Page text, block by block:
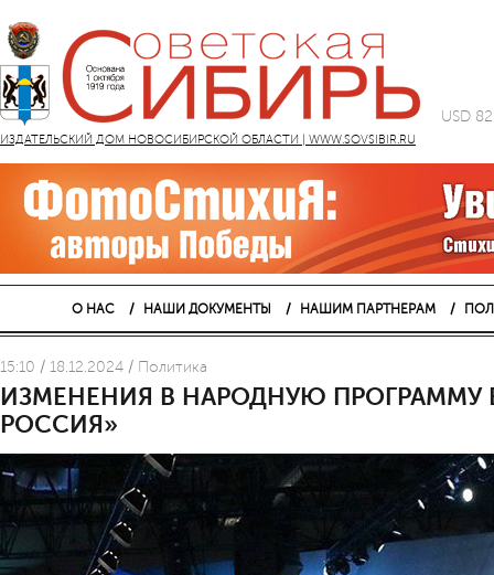
ИЗДАТЕЛЬСКИЙ ДОМ НОВОСИБИРСКОЙ ОБЛАСТИ | WWW.SOVSIBIR.RU
USD
О НАС НАШИ ДОКУМЕНТЫ НАШИМ ПАРТНЕРАМ
15:10 / 18.12.2024 / Политика
ИЗМЕНЕНИЯ В НАРОДНУЮ ПРОГРАММУ
РОССИЯ»